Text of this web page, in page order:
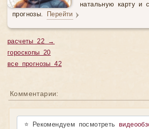
натальную карту и
прогнозы. Перейти
расчеты 22 →
гороскопы 20
все прогнозы 42
Комментарии:
⭐ Рекомендуем посмотреть